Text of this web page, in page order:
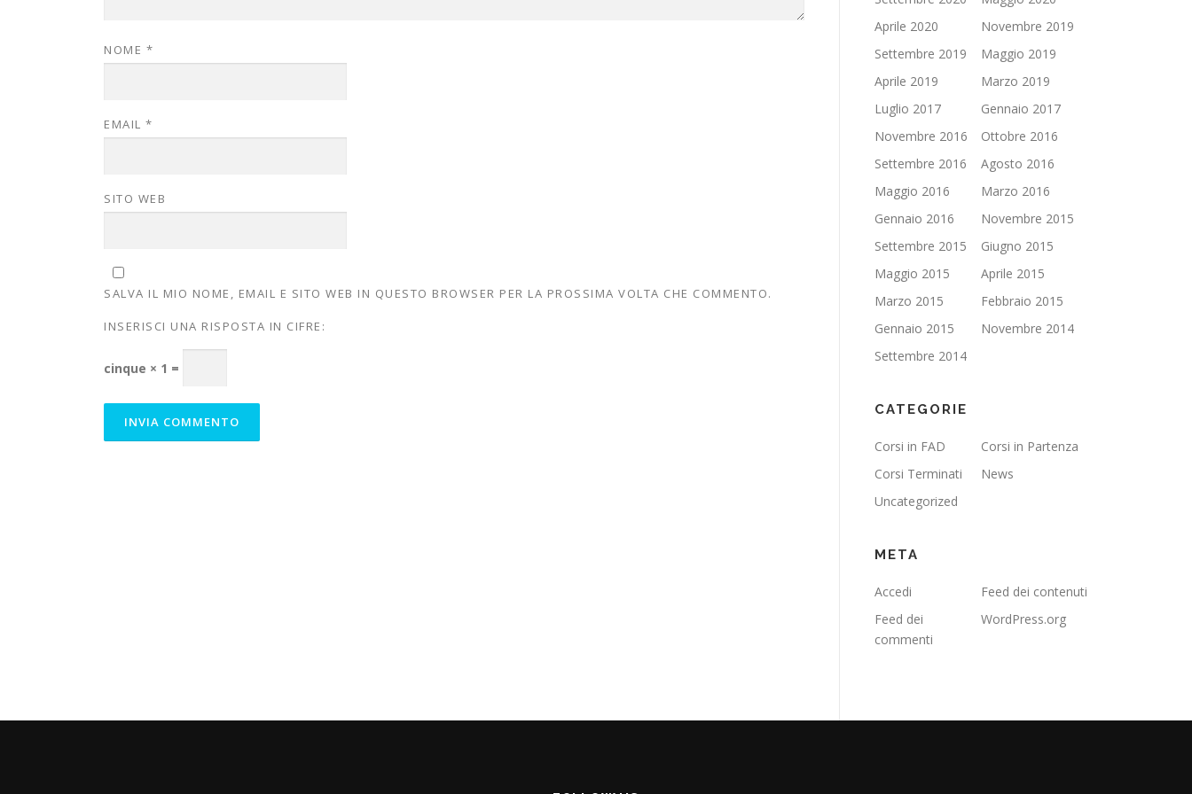
NOME *
EMAIL *
SITO WEB
SALVA IL MIO NOME, EMAIL E SITO WEB IN QUESTO BROWSER PER LA PROSSIMA VOLTA CHE COMMENTO.
INSERISCI UNA RISPOSTA IN CIFRE:
cinque × 1 =
Aprile 2020
Novembre 2019
Settembre 2019
Maggio 2019
Aprile 2019
Marzo 2019
Luglio 2017
Gennaio 2017
Novembre 2016
Ottobre 2016
Settembre 2016
Agosto 2016
Maggio 2016
Marzo 2016
Gennaio 2016
Novembre 2015
Settembre 2015
Giugno 2015
Maggio 2015
Aprile 2015
Marzo 2015
Febbraio 2015
Gennaio 2015
Novembre 2014
Settembre 2014
CATEGORIE
Corsi in FAD
Corsi in Partenza
Corsi Terminati
News
Uncategorized
META
Accedi
Feed dei contenuti
Feed dei
commenti
WordPress.org